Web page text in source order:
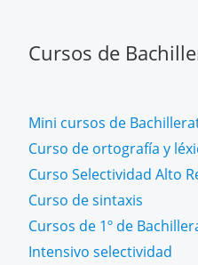
Cursos de
Mini cursos de
Curso de ortografía y
Curso Selectividad Alto
Curso de sintaxis
Cursos de 1º de
Intensivo selectividad